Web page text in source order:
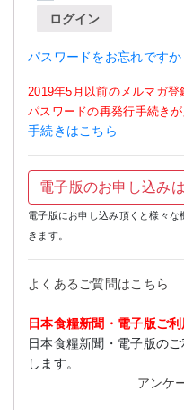
ログイン
パスワードをお忘れです
2019年5月以前のメルマガ登
パスワードの再発行手続きが
手続きはこちら
電子版のお申し込み
電子版にお申し込み頂くと様々
きます。
よくあるご質問はこちら
日本食糧新聞・電子版ご
日本食糧新聞・電子版の
します。
アンケ